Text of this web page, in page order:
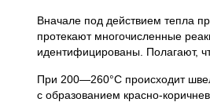
Вначале под действием тепла
протекают многочисленные
идентифицированы. Полагают,
При 200—260°С происходит
с образованием красно-